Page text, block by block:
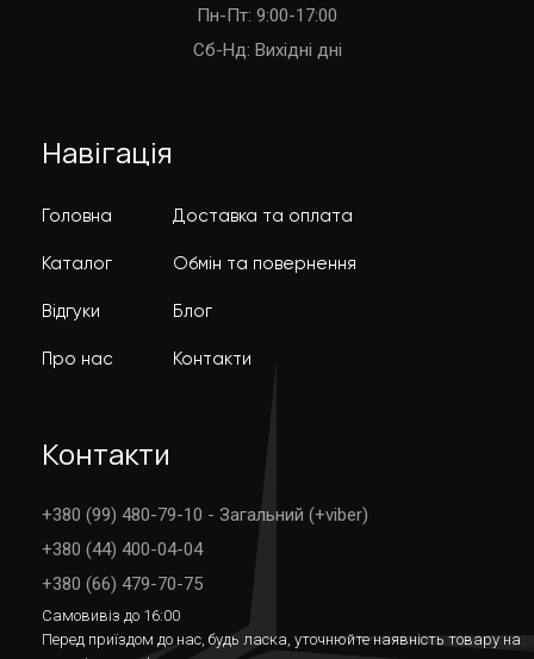
Пн-Пт: 9:00-17:00
Cб-Нд: Вихідні дні
Навігація
Головна
Каталог
Відгуки
Про нас
Доставка та оплата
Обмін та повернення
Блог
Контакти
Контакти
+380 (99) 480-79-10 - Загальний (+viber)
+380 (44) 400-04-04
+380 (66) 479-70-75
Самовивіз до 16:00
Перед приїздом до нас, будь ласка, уточнюйте наявність товару на